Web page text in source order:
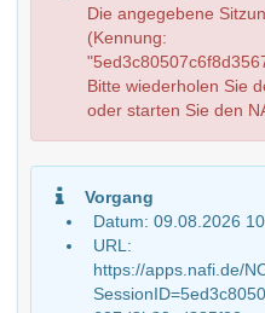
Die angegebene
(Kennung:
Bitte wiederholen Sie
oder starten Sie den
Vorgang
Datum: 09.08.2026
URL:
https://apps.nafi.de/